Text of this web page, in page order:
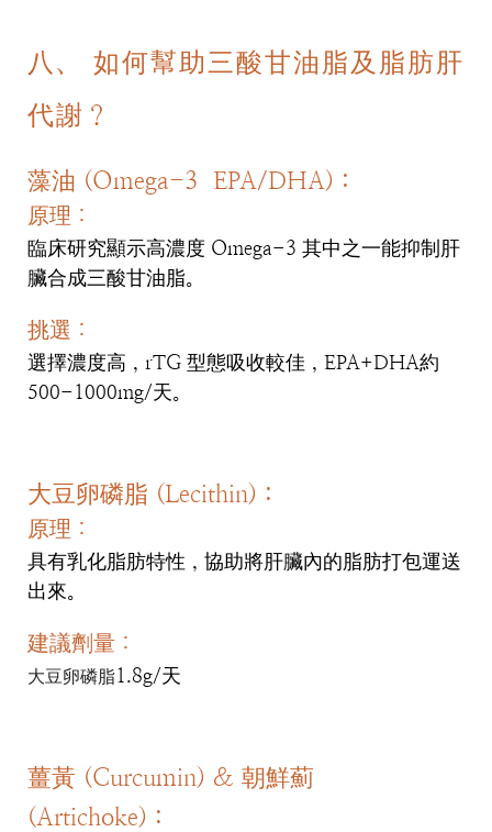
八、 如何幫助三酸甘油脂及脂肪肝
代謝？
藻油 (Omega-3 EPA/DHA)：
原理：
臨床研究顯示高濃度 Omega-3 其中之一能抑制肝
臟合成三酸甘油脂。
挑選：
選擇濃度高，rTG 型態吸收較佳，EPA+DHA約
500-1000mg/天。
大豆卵磷脂 (Lecithin)：
原理：
具有乳化脂肪特性，協助將肝臟內的脂肪打包運送
出來。
建議劑量：
大豆卵磷脂1.8g/天
薑黃 (Curcumin) & 朝鮮薊
(Artichoke)：